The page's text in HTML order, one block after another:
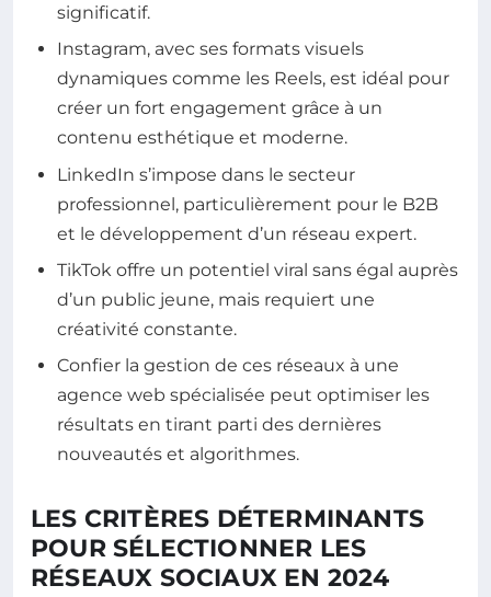
significatif.
Instagram, avec ses formats visuels
dynamiques comme les Reels, est idéal pour
créer un fort engagement grâce à un
contenu esthétique et moderne.
LinkedIn s’impose dans le secteur
professionnel, particulièrement pour le B2B
et le développement d’un réseau expert.
TikTok offre un potentiel viral sans égal auprès
d’un public jeune, mais requiert une
créativité constante.
Confier la gestion de ces réseaux à une
agence web spécialisée peut optimiser les
résultats en tirant parti des dernières
nouveautés et algorithmes.
LES CRITÈRES DÉTERMINANTS
POUR SÉLECTIONNER LES
RÉSEAUX SOCIAUX EN 2024